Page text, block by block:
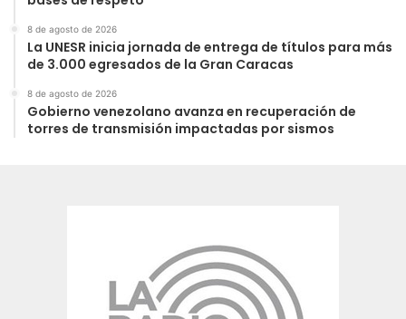
8 de agosto de 2026
La UNESR inicia jornada de entrega de títulos para más
de 3.000 egresados de la Gran Caracas
8 de agosto de 2026
Gobierno venezolano avanza en recuperación de
torres de transmisión impactadas por sismos